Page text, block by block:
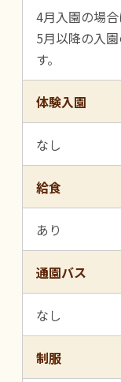
4月入園の場合
5月以降の入
す。
体験入園
なし
給食
あり
通園バス
なし
制服